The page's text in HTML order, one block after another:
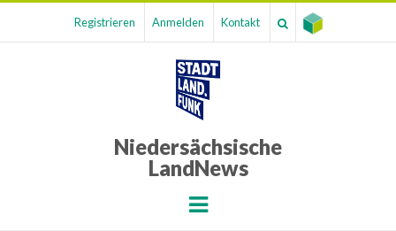
Registrieren Anmelden Kontakt
Niedersächsische
LandNews
Menu